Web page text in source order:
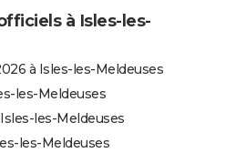
à Isles-les-
à Isles-les-Meldeuses
les-Meldeuses
les-Meldeuses
les-Meldeuses